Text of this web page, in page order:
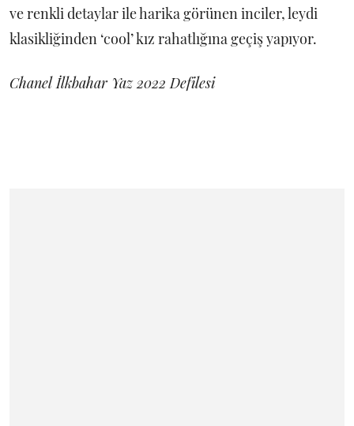
ve renkli detaylar ile harika görünen inciler, leydi
klasikliğinden ‘cool’ kız rahatlığına geçiş yapıyor.
Chanel İlkbahar Yaz 2022 Defilesi